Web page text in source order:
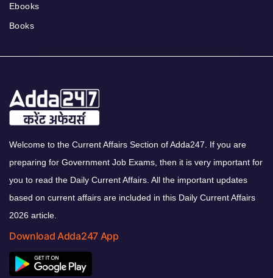
Ebooks
Books
Welcome to the Current Affairs Section of Adda247. If you are
preparing for Government Job Exams, then it is very important for
you to read the Daily Current Affairs. All the important updates
based on current affairs are included in this Daily Current Affairs
2026 article.
Download Adda247 App